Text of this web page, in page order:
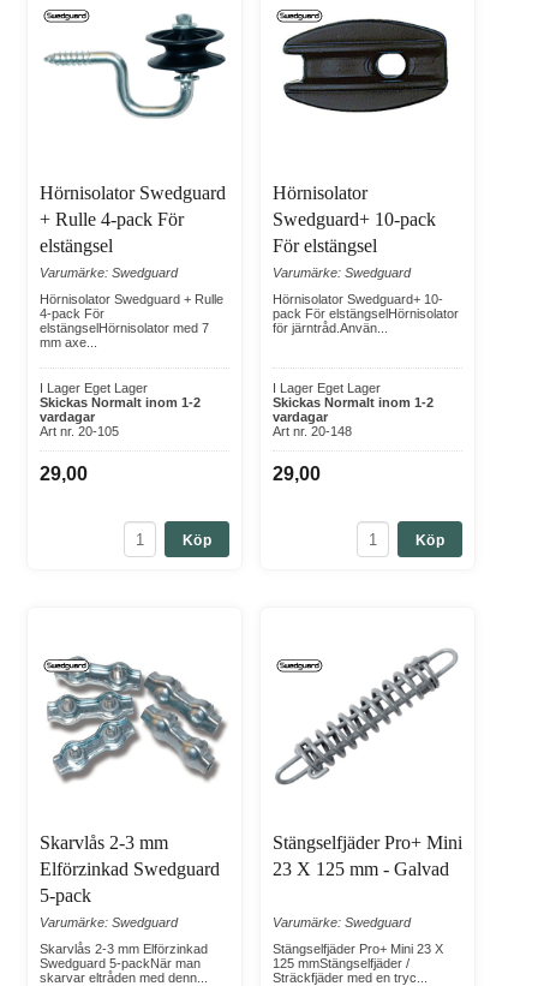
Hörnisolator Swedguard
+ Rulle 4-pack För
elstängsel
Varumärke: Swedguard
Hörnisolator Swedguard + Rulle
4-pack För
elstängselHörnisolator med 7
mm axe...
I Lager Eget Lager
Skickas Normalt inom 1-2
vardagar
Art nr. 20-105
29,00
Köp
Hörnisolator
Swedguard+ 10-pack
För elstängsel
Varumärke: Swedguard
Hörnisolator Swedguard+ 10-
pack För elstängselHörnisolator
för järntråd.Använ...
I Lager Eget Lager
Skickas Normalt inom 1-2
vardagar
Art nr. 20-148
29,00
Köp
Skarvlås 2-3 mm
Elförzinkad Swedguard
5-pack
Varumärke: Swedguard
Skarvlås 2-3 mm Elförzinkad
Swedguard 5-packNär man
skarvar eltråden med denn...
Stängselfjäder Pro+ Mini
23 X 125 mm - Galvad
Varumärke: Swedguard
Stängselfjäder Pro+ Mini 23 X
125 mmStängselfjäder /
Sträckfjäder med en tryc...